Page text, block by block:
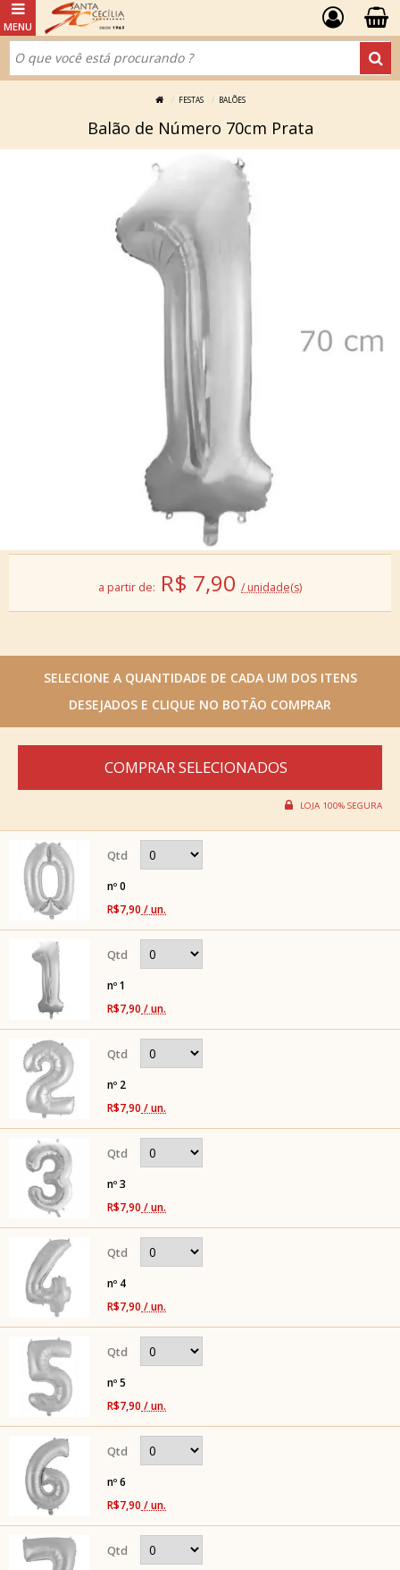
FESTAS BALÕES
Balão de Número 70cm Prata
a partir de: R$ 7,90 / unidade(s)
nº 0
R$7,90 / un.
nº 1
R$7,90 / un.
nº 2
R$7,90 / un.
nº 3
R$7,90 / un.
nº 4
R$7,90 / un.
nº 5
R$7,90 / un.
nº 6
R$7,90 / un.